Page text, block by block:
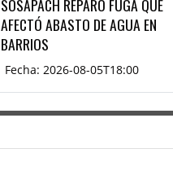
SOSAPACH REPARÓ FUGA QUE
AFECTÓ ABASTO DE AGUA EN
BARRIOS
Fecha: 2026-08-05T18:00